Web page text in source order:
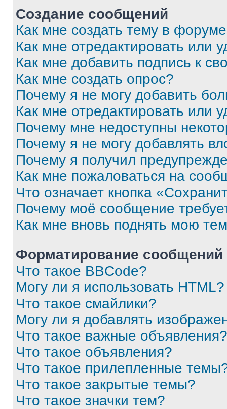
Создание сообщений
Как мне создать тему в
Как мне отредактировать или
Как мне добавить подпись к
Как мне создать опрос?
Почему я не могу добавить
Как мне отредактировать или
Почему мне недоступны
Почему я не могу добавлять
Почему я получил
Как мне пожаловаться на
Что означает кнопка
Почему моё сообщение
Как мне вновь поднять мою
Форматирование
Что такое BBCode?
Могу ли я использовать HTML?
Что такое смайлики?
Могу ли я добавлять
Что такое важные объявления?
Что такое объявления?
Что такое прилепленные
Что такое закрытые темы?
Что такое значки тем?